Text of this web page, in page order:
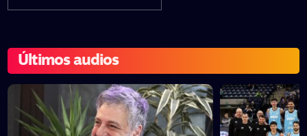
Últimos audios